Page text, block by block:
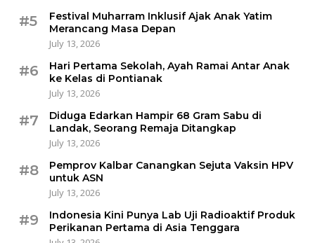
#5
Festival Muharram Inklusif Ajak Anak Yatim
Merancang Masa Depan
July 13, 2026
#6
Hari Pertama Sekolah, Ayah Ramai Antar Anak
ke Kelas di Pontianak
July 13, 2026
#7
Diduga Edarkan Hampir 68 Gram Sabu di
Landak, Seorang Remaja Ditangkap
July 13, 2026
#8
Pemprov Kalbar Canangkan Sejuta Vaksin HPV
untuk ASN
July 13, 2026
#9
Indonesia Kini Punya Lab Uji Radioaktif Produk
Perikanan Pertama di Asia Tenggara